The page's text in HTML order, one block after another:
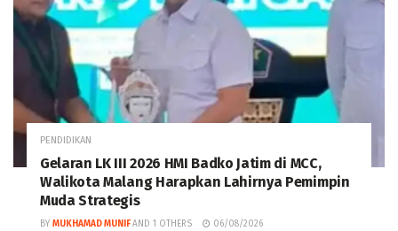
PENDIDIKAN
Gelaran LK III 2026 HMI Badko Jatim di MCC,
Walikota Malang Harapkan Lahirnya Pemimpin
Muda Strategis
BY MUKHAMAD MUNIF AND 1 OTHERS 06/08/2026